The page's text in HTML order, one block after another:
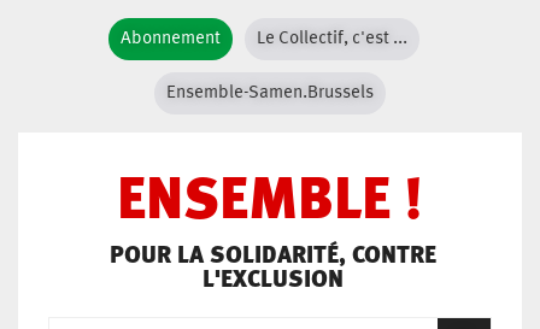
Abonnement Le Collectif, c'est ...
Ensemble-Samen.Brussels
ENSEMBLE !
POUR LA SOLIDARITÉ, CONTRE
L'EXCLUSION